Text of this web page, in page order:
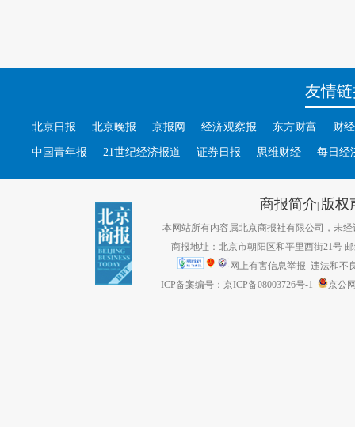
友情
北京日报 北京晚报 京报网 经济观察报 东方财富 财
中国青年报 21世纪经济报道 证券日报 思维财经 每日经
商报简介| 版权
本网站所有内容属北京商报社有限公司，未经
商报地址：北京市朝阳区和平里西街21号
网上有害信息举报 违法和不
ICP备案编号：京ICP备08003726号-1
京公